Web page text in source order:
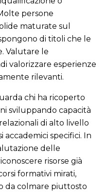
persone
maturate sul
di titoli che le
Valutare le
valorizzare esperienze
rilevanti.
chi ha ricoperto
sviluppando capacità
di alto livello
accademici specifici. In
delle
risorse già
formativi mirati,
da colmare piuttosto